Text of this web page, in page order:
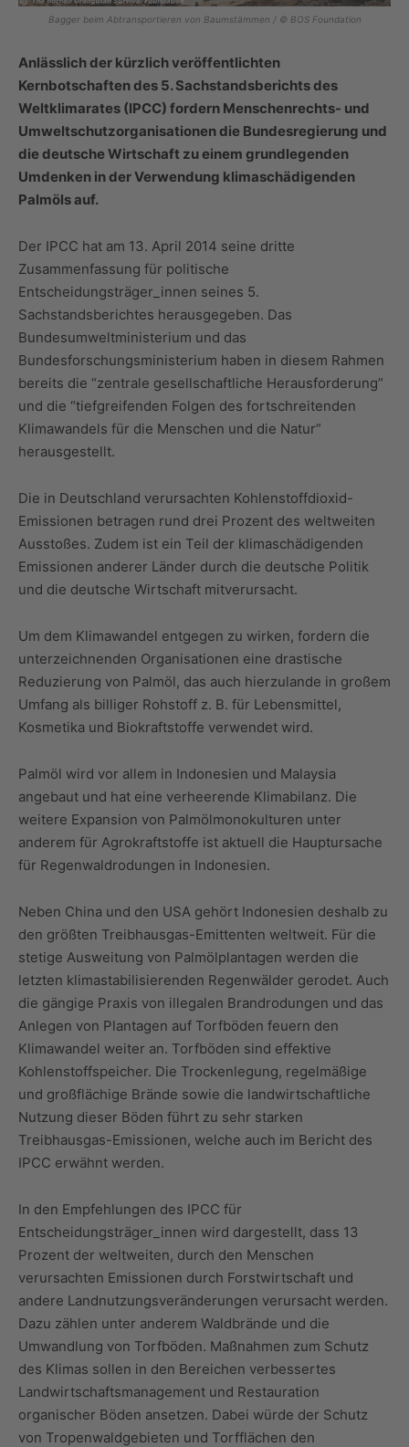
Bagger beim Abtransportieren von Baumstämmen / © BOS Foundation
Anlässlich der kürzlich veröffentlichten
Kernbotschaften des 5. Sachstandsberichts des
Weltklimarates (IPCC) fordern Menschenrechts- und
Umweltschutzorganisationen die Bundesregierung und
die deutsche Wirtschaft zu einem grundlegenden
Umdenken in der Verwendung klimaschädigenden
Palmöls auf.
Der IPCC hat am 13. April 2014 seine dritte
Zusammenfassung für politische
Entscheidungsträger_innen seines 5.
Sachstandsberichtes herausgegeben. Das
Bundesumweltministerium und das
Bundesforschungsministerium haben in diesem Rahmen
bereits die “zentrale gesellschaftliche Herausforderung”
und die “tiefgreifenden Folgen des fortschreitenden
Klimawandels für die Menschen und die Natur”
herausgestellt.
Die in Deutschland verursachten Kohlenstoffdioxid-
Emissionen betragen rund drei Prozent des weltweiten
Ausstoßes. Zudem ist ein Teil der klimaschädigenden
Emissionen anderer Länder durch die deutsche Politik
und die deutsche Wirtschaft mitverursacht.
Um dem Klimawandel entgegen zu wirken, fordern die
unterzeichnenden Organisationen eine drastische
Reduzierung von Palmöl, das auch hierzulande in großem
Umfang als billiger Rohstoff z. B. für Lebensmittel,
Kosmetika und Biokraftstoffe verwendet wird.
Palmöl wird vor allem in Indonesien und Malaysia
angebaut und hat eine verheerende Klimabilanz. Die
weitere Expansion von Palmölmonokulturen unter
anderem für Agrokraftstoffe ist aktuell die Hauptursache
für Regenwaldrodungen in Indonesien.
Neben China und den USA gehört Indonesien deshalb zu
den größten Treibhausgas-Emittenten weltweit. Für die
stetige Ausweitung von Palmölplantagen werden die
letzten klimastabilisierenden Regenwälder gerodet. Auch
die gängige Praxis von illegalen Brandrodungen und das
Anlegen von Plantagen auf Torfböden feuern den
Klimawandel weiter an. Torfböden sind effektive
Kohlenstoffspeicher. Die Trockenlegung, regelmäßige
und großflächige Brände sowie die landwirtschaftliche
Nutzung dieser Böden führt zu sehr starken
Treibhausgas-Emissionen, welche auch im Bericht des
IPCC erwähnt werden.
In den Empfehlungen des IPCC für
Entscheidungsträger_innen wird dargestellt, dass 13
Prozent der weltweiten, durch den Menschen
verursachten Emissionen durch Forstwirtschaft und
andere Landnutzungsveränderungen verursacht werden.
Dazu zählen unter anderem Waldbrände und die
Umwandlung von Torfböden. Maßnahmen zum Schutz
des Klimas sollen in den Bereichen verbessertes
Landwirtschaftsmanagement und Restauration
organischer Böden ansetzen. Dabei würde der Schutz
von Tropenwaldgebieten und Torfflächen den